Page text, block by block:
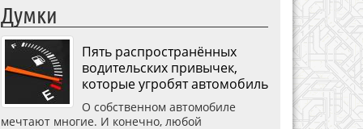
Думки
Пять распространённых
водительских привычек,
которые угробят автомобиль
О собственном автомобиле
мечтают многие. И конечно, любой